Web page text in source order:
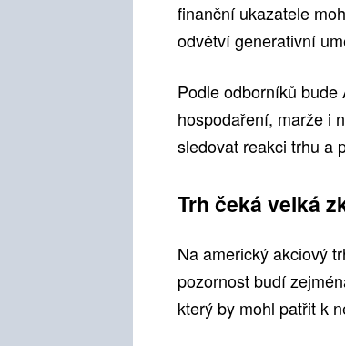
finanční ukazatele
odvětví generativní
Podle odborníků
hospodaření, marže i
sledovat reakci trhu a
Trh čeká velká
Na americký akciový
pozornost budí
který by mohl patřit k